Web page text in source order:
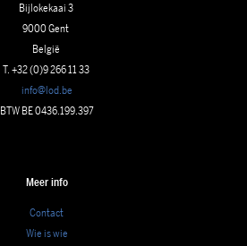
Bijlokekaai 3
9000 Gent
België
T. +32 (0)9 266 11 33
info@lod.be
BTW BE 0436.199.397
Meer info
Contact
Wie is wie